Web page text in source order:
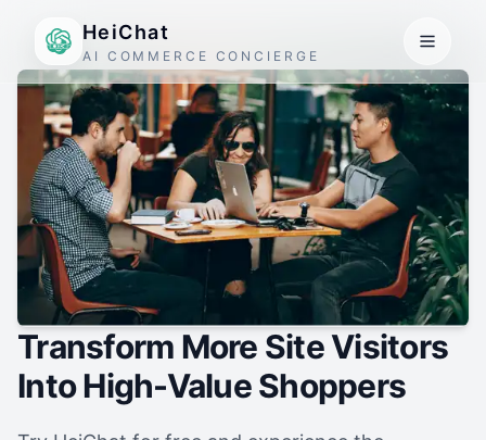
HeiChat
AI COMMERCE CONCIERGE
Transform More Site Visitors
Into High-Value Shoppers